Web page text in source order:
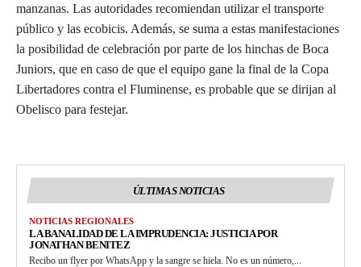
manzanas. Las autoridades recomiendan utilizar el transporte
público y las ecobicis. Además, se suma a estas manifestaciones
la posibilidad de celebración por parte de los hinchas de Boca
Juniors, que en caso de que el equipo gane la final de la Copa
Libertadores contra el Fluminense, es probable que se dirijan al
Obelisco para festejar.
ÚLTIMAS NOTICIAS
NOTICIAS REGIONALES
LA BANALIDAD DE LA IMPRUDENCIA: JUSTICIA POR
JONATHAN BENITEZ
Recibo un flyer por WhatsApp y la sangre se hiela. No es un número,...